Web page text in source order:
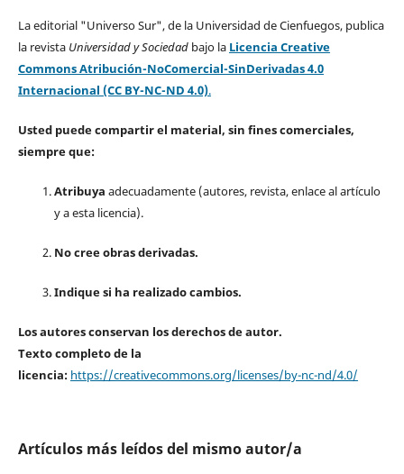
La editorial "Universo Sur", de la Universidad de Cienfuegos, publica
la revista Universidad y Sociedad bajo la Licencia Creative
Commons Atribución-NoComercial-SinDerivadas 4.0
Internacional (CC BY-NC-ND 4.0).
Usted puede compartir el material, sin fines comerciales,
siempre que:
Atribuya adecuadamente (autores, revista, enlace al artículo
y a esta licencia).
No cree obras derivadas.
Indique si ha realizado cambios.
Los autores conservan los derechos de autor.
Texto completo de la
licencia: https://creativecommons.org/licenses/by-nc-nd/4.0/
Artículos más leídos del mismo autor/a